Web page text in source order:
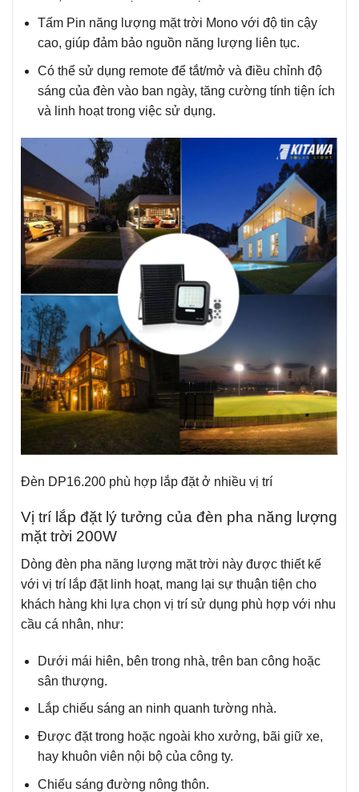
Tấm Pin năng lượng mặt trời Mono với độ tin cậy
cao, giúp đảm bảo nguồn năng lượng liên tục.
Có thể sử dụng remote để tắt/mở và điều chỉnh độ
sáng của đèn vào ban ngày, tăng cường tính tiện ích
và linh hoạt trong việc sử dụng.
Đèn DP16.200 phù hợp lắp đặt ở nhiều vị trí
Vị trí lắp đặt lý tưởng của đèn pha năng lượng
mặt trời 200W
Dòng đèn pha năng lượng mặt trời này được thiết kế
với vị trí lắp đặt linh hoạt, mang lại sự thuận tiện cho
khách hàng khi lựa chọn vị trí sử dụng phù hợp với nhu
cầu cá nhân, như:
Dưới mái hiên, bên trong nhà, trên ban công hoặc
sân thượng.
Lắp chiếu sáng an ninh quanh tường nhà.
Được đặt trong hoặc ngoài kho xưởng, bãi giữ xe,
hay khuôn viên nội bộ của công ty.
Chiếu sáng đường nông thôn.